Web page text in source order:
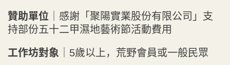
贊助單位 ｜感謝「聚陽實業股份有限公司」支
持部份五十二甲濕地藝術節活動費用
工作坊對象 ｜5歲以上，荒野會員或一般民眾